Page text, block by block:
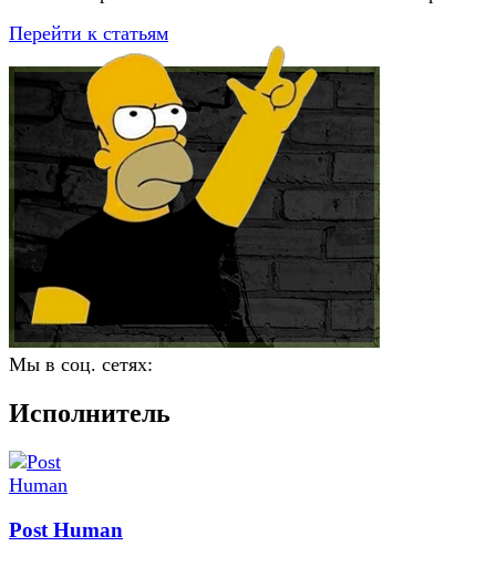
Перейти к статьям
Мы в соц. сетях:
Исполнитель
Post Human